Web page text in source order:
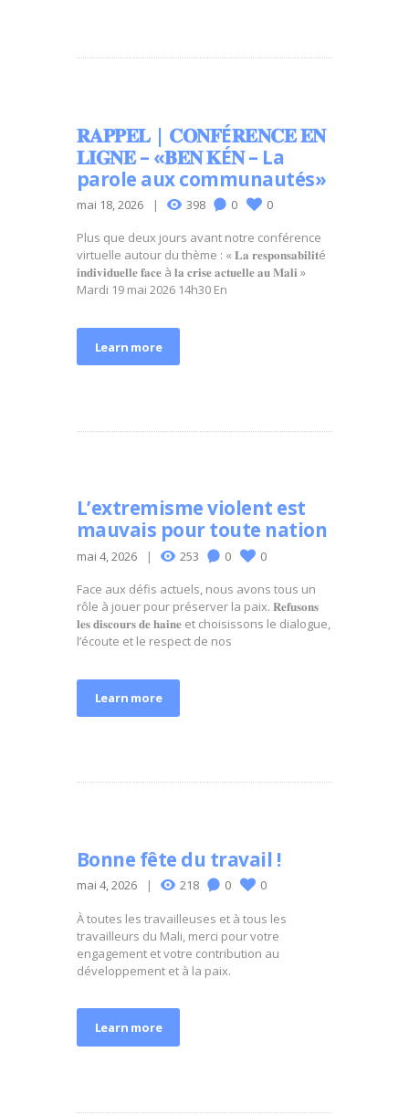
𝐑𝐀𝐏𝐏𝐄𝐋 | 𝐂𝐎𝐍𝐅É𝐑𝐄𝐍𝐂𝐄 𝐄𝐍
𝐋𝐈𝐆𝐍𝐄 – «𝐁𝐄𝐍 𝐊É𝐍 – La
parole aux communautés»
mai 18, 2026 398 0 0
Plus que deux jours avant notre conférence
virtuelle autour du thème : « 𝐋𝐚 𝐫𝐞𝐬𝐩𝐨𝐧𝐬𝐚𝐛𝐢𝐥𝐢𝐭é
𝐢𝐧𝐝𝐢𝐯𝐢𝐝𝐮𝐞𝐥𝐥𝐞 𝐟𝐚𝐜𝐞 à 𝐥𝐚 𝐜𝐫𝐢𝐬𝐞 𝐚𝐜𝐭𝐮𝐞𝐥𝐥𝐞 𝐚𝐮 𝐌𝐚𝐥𝐢 »
Mardi 19 mai 2026 14h30 En
Learn more
L’extremisme violent est
mauvais pour toute nation
mai 4, 2026 253 0 0
Face aux défis actuels, nous avons tous un
rôle à jouer pour préserver la paix. 𝐑𝐞𝐟𝐮𝐬𝐨𝐧𝐬
𝐥𝐞𝐬 𝐝𝐢𝐬𝐜𝐨𝐮𝐫𝐬 𝐝𝐞 𝐡𝐚𝐢𝐧𝐞 et choisissons le dialogue,
l’écoute et le respect de nos
Learn more
Bonne fête du travail !
mai 4, 2026 218 0 0
À toutes les travailleuses et à tous les
travailleurs du Mali, merci pour votre
engagement et votre contribution au
développement et à la paix.
Learn more